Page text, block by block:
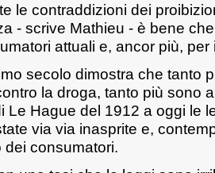
le contraddizioni dei
- scrive Mathieu - è bene
attuali e, ancor più, per
secolo dimostra che tanto
la droga, tanto più sono
Le Hague del 1912 a oggi le
via via inasprite e,
consumatori.